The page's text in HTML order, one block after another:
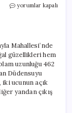
Eskişehir’in
İli
Bağlayan
Doğal
Harika
yorumlar kapalı
Mahallesi’nde
güzellikleri hem
uzunluğu 462
Düdensuyu
ucunun açık
yandan çıkış